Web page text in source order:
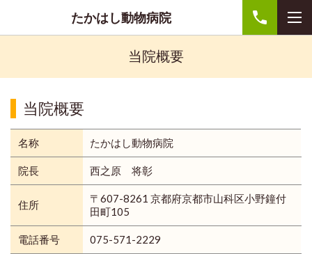
たかはし動物病院
当院概要
当院概要
名称 たかはし動物病院
院長 西之原 将彰
住所
〒607-8261 京都府京都市山科区小野鐘付
田町105
電話番号 075-571-2229